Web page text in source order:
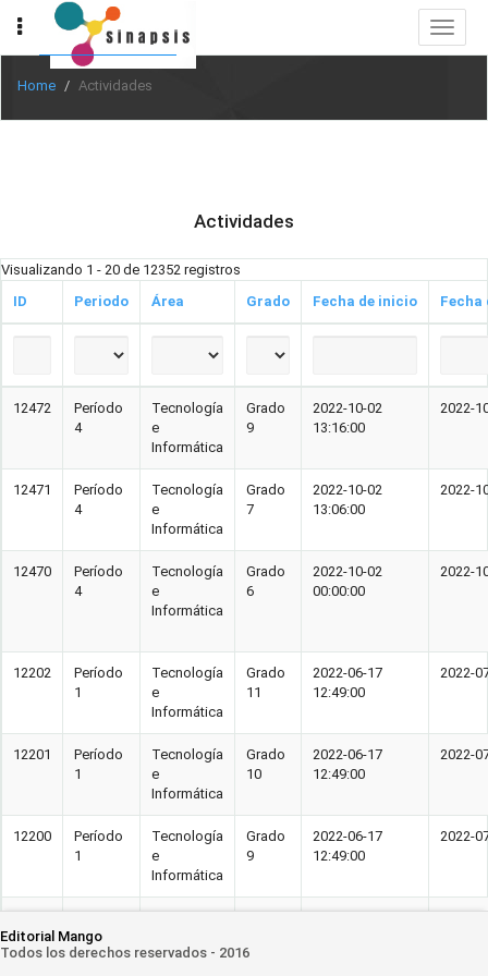
Toggle
Home Actividades
Actividades
Visualizando 1 - 20 de 12352 registros
ID
Periodo Área Grado Fecha de inicio
12472
Período
4
Tecnología
e
Informática
Grado
9
2022-10-02
13:16:00
2022-
12471
Período
4
Tecnología
e
Informática
Grado
7
2022-10-02
13:06:00
2022-
12470
Período
4
Tecnología
e
Informática
Grado
6
2022-10-02
00:00:00
2022-
12202
Período
1
Tecnología
e
Informática
Grado
11
2022-06-17
12:49:00
2022-
12201
Período
1
Tecnología
e
Informática
Grado
10
2022-06-17
12:49:00
2022-
12200
Período
1
Tecnología
e
Informática
Grado
9
2022-06-17
12:49:00
2022-
1
Informática
Editorial Mango
Todos los derechos reservados - 2016